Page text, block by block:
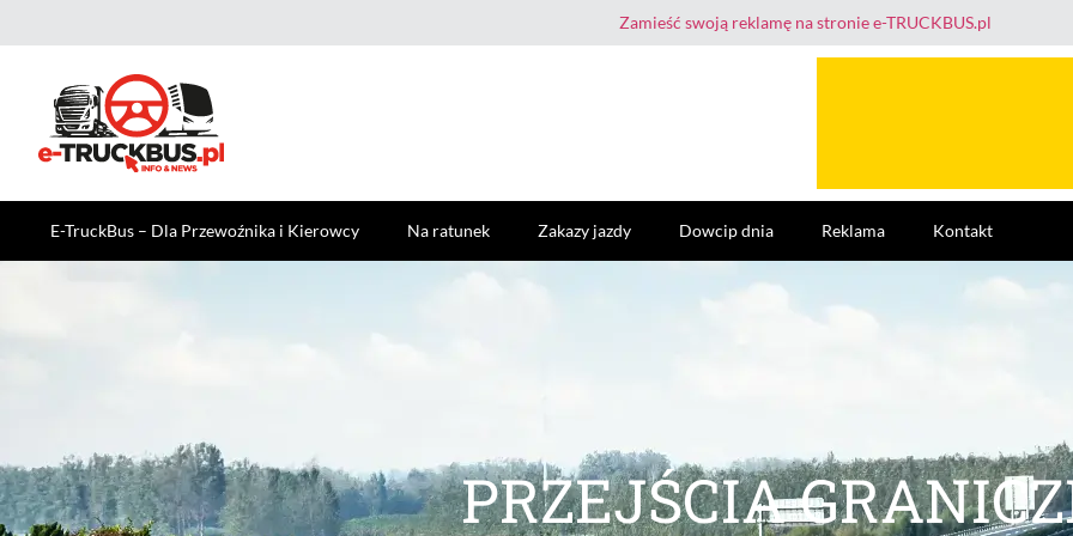
Zamieść swoją reklamę na stronie e-TRUCKBUS.pl
E-TruckBus – Dla Przewoźnika i Kierowcy Na ratunek Zakazy jazdy Dowcip dnia Reklama Kontakt
PRZEJŚCIA